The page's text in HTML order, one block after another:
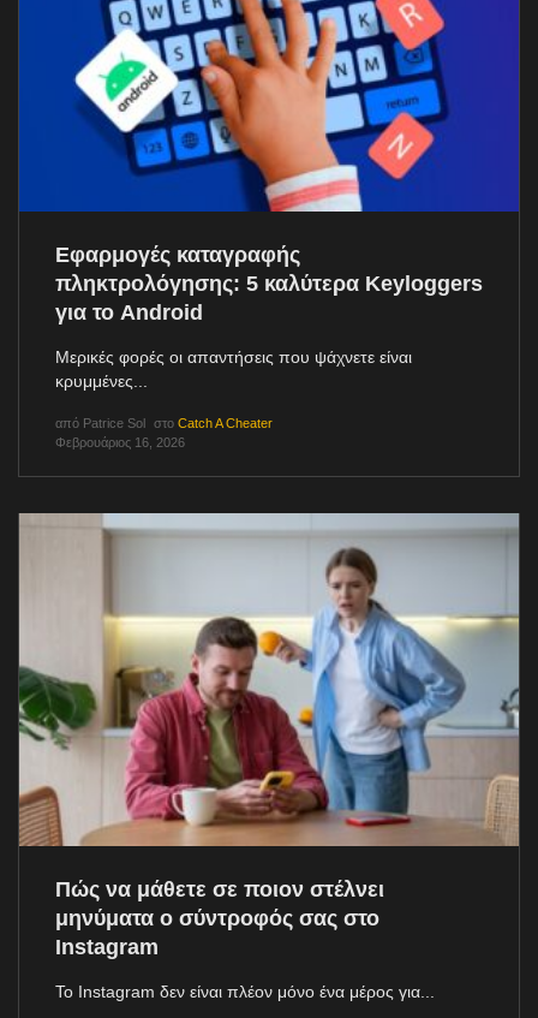
Εφαρμογές καταγραφής
πληκτρολόγησης: 5 καλύτερα Keyloggers
για το Android
Μερικές φορές οι απαντήσεις που ψάχνετε είναι
κρυμμένες...
από Patrice Sol στο Catch A Cheater
Φεβρουάριος 16, 2026
Πώς να μάθετε σε ποιον στέλνει
μηνύματα ο σύντροφός σας στο
Instagram
Το Instagram δεν είναι πλέον μόνο ένα μέρος για...